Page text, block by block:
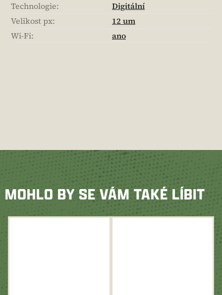
Technologie:
Digitální
Velikost px:
12 um
Wi-Fi: ano
MOHLO BY SE VÁM TAKÉ LÍBIT